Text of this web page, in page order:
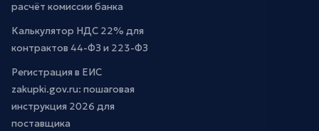
расчёт комиссии банка
Калькулятор НДС 22% для
контрактов 44-ФЗ и 223-ФЗ
Регистрация в ЕИС
zakupki.gov.ru: пошаговая
инструкция 2026 для
поставщика